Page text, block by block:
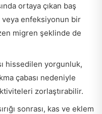
ortaya çıkan baş
veya enfeksiyonun bir
migren şeklinde de
hissedilen yorgunluk,
çabası nedeniyle
zorlaştırabilir.
sonrası, kas ve eklem